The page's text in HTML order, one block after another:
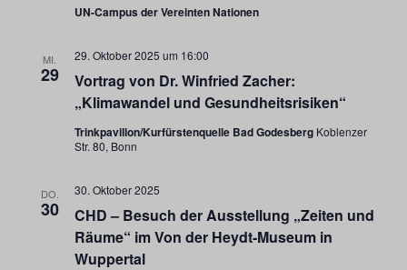
UN-Campus der Vereinten Nationen
MI.
29
Vortrag von Dr. Winfried Zacher:
„Klimawandel und Gesundheitsrisiken“
29. Oktober 2025 um 16:00
Trinkpavillon/Kurfürstenquelle Bad Godesberg Koblenzer
Str. 80, Bonn
DO.
30
CHD – Besuch der Ausstellung „Zeiten und
Räume“ im Von der Heydt-Museum in
Wuppertal
30. Oktober 2025